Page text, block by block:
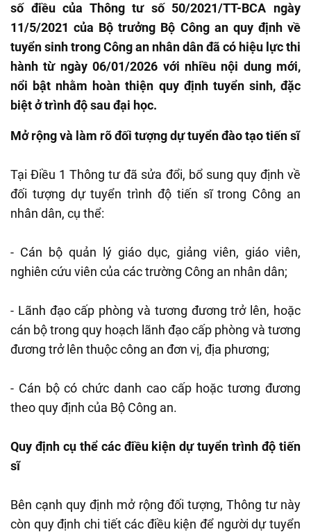
số điều của Thông tư số 50/2021/TT-BCA ngày
11/5/2021 của Bộ trưởng Bộ Công an quy định về
tuyển sinh trong Công an nhân dân đã có hiệu lực thi
hành từ ngày 06/01/2026 với nhiều nội dung mới,
nổi bật nhằm hoàn thiện quy định tuyển sinh, đặc
biệt ở trình độ sau đại học.
Mở rộng và làm rõ đối tượng dự tuyển đào tạo tiến sĩ
Tại Điều 1 Thông tư đã sửa đổi, bổ sung quy định về
đối tượng dự tuyển trình độ tiến sĩ trong Công an
nhân dân, cụ thể:
- Cán bộ quản lý giáo dục, giảng viên, giáo viên,
nghiên cứu viên của các trường Công an nhân dân;
- Lãnh đạo cấp phòng và tương đương trở lên, hoặc
cán bộ trong quy hoạch lãnh đạo cấp phòng và tương
đương trở lên thuộc công an đơn vị, địa phương;
- Cán bộ có chức danh cao cấp hoặc tương đương
theo quy định của Bộ Công an.
Quy định cụ thể các điều kiện dự tuyển trình độ tiến
sĩ
Bên cạnh quy định mở rộng đối tượng, Thông tư này
còn quy định chi tiết các điều kiện để người dự tuyển